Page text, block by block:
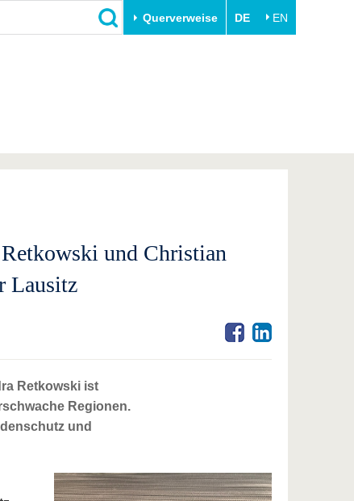
Querverweise DE EN
und Christian
Lausitz
Retkowski ist
Regionen.
und